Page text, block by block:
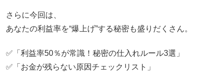
さらに今回は、
あなたの利益率を“爆上げ”する秘密も盛りだくさん。
✅「利益率50％が常識！秘密の仕入れルール3選」
✅「お金が残らない原因チェックリスト」